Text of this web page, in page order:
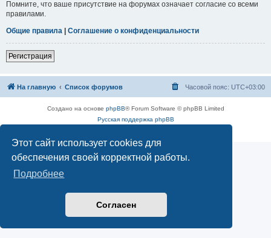
Этот сайт использует cookies для
обеспечения своей корректной работы.
Подробнее
Согласен
Помните, что ваше присутствие на форумах означает согласие со всеми
правилами.
Общие правила | Соглашение о конфиденциальности
Регистрация
На главную Список форумов Часовой пояс: UTC+03:00
Создано на основе phpBB® Forum Software © phpBB Limited
Русская поддержка phpBB